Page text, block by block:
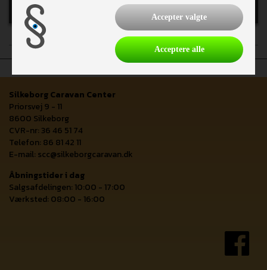
Finansiering
Silkeborg Caravan Center
Priorsvej 9 - 11
8600 Silkeborg
CVR-nr: 36 46 51 74
Telefon: 86 81 42 11
E-mail: scc@silkeborgcaravan.dk
Åbningstider i dag
Salgsafdelingen: 10:00 - 17:00
Værksted: 08:00 - 16:00
Accepter valgte
Acceptere alle